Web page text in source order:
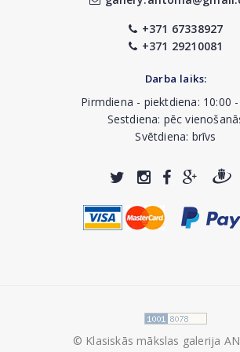
+371 67338927
+371 29210081
Darba laiks:
Pirmdiena - piektdiena: 10:00
Sestdiena: pēc
Svētdiena: brīvs
© Klasiskās mākslas galerija